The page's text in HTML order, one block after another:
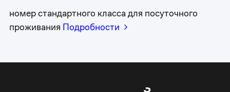
номер стандартного класса для посуточного
проживания Подробности
1
3